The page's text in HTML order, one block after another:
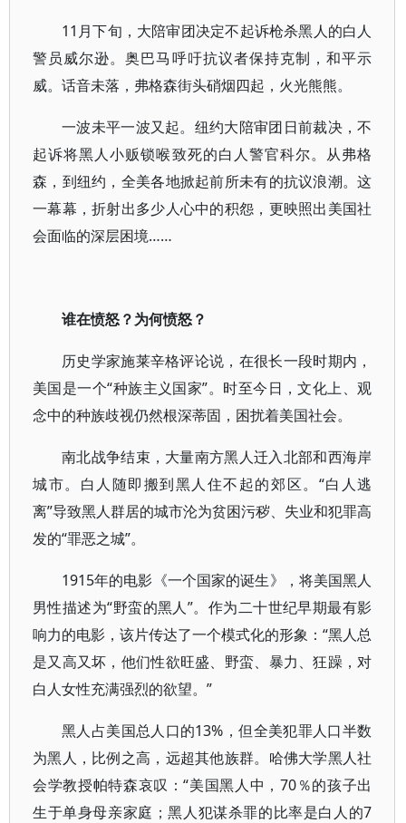
11月下旬，大陪审团决定不起诉枪杀黑人的白人
警员威尔逊。奥巴马呼吁抗议者保持克制，和平示
威。话音未落，弗格森街头硝烟四起，火光熊熊。
一波未平一波又起。纽约大陪审团日前裁决，不
起诉将黑人小贩锁喉致死的白人警官科尔。从弗格
森，到纽约，全美各地掀起前所未有的抗议浪潮。这
一幕幕，折射出多少人心中的积怨，更映照出美国社
会面临的深层困境……
谁在愤怒？为何愤怒？
历史学家施莱辛格评论说，在很长一段时期内，
美国是一个“种族主义国家”。时至今日，文化上、观
念中的种族歧视仍然根深蒂固，困扰着美国社会。
南北战争结束，大量南方黑人迁入北部和西海岸
城市。白人随即搬到黑人住不起的郊区。“白人逃
离”导致黑人群居的城市沦为贫困污秽、失业和犯罪高
发的“罪恶之城”。
1915年的电影《一个国家的诞生》，将美国黑人
男性描述为“野蛮的黑人”。作为二十世纪早期最有影
响力的电影，该片传达了一个模式化的形象：“黑人总
是又高又坏，他们性欲旺盛、野蛮、暴力、狂躁，对
白人女性充满强烈的欲望。”
黑人占美国总人口的13%，但全美犯罪人口半数
为黑人，比例之高，远超其他族群。哈佛大学黑人社
会学教授帕特森哀叹：“美国黑人中，70％的孩子出
生于单身母亲家庭；黑人犯谋杀罪的比率是白人的7